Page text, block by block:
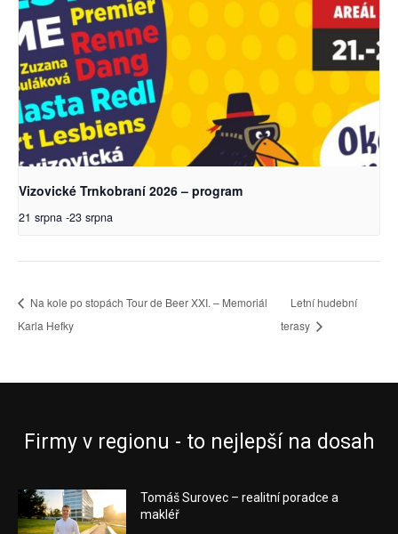
Vizovické Trnkobraní 2026 – program
21 srpna -23 srpna
Na kole po stopách Tour de Beer XXI. – Memoriál
Karla Hefky
Letní hudební
terasy
Firmy v regionu - to nejlepší na dosah
Tomáš Surovec – realitní poradce a
makléř